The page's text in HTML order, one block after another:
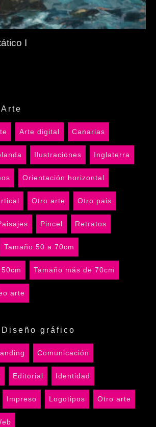
I
Arte digital Canarias
Ilustraciones Inglaterra
Orientación horizontal
Otro arte Otro pais
Pincel Retratos
Tamaño 50 a 70cm
Tamaño más de 70cm
arte
gráfico
Comunicación
Editorial Identidad
Impreso Logotipos Otro arte